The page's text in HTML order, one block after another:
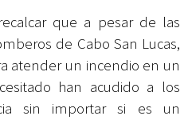
que a pesar de las
de Cabo San Lucas,
atender un incendio en un
han acudido a los
sin importar si es un